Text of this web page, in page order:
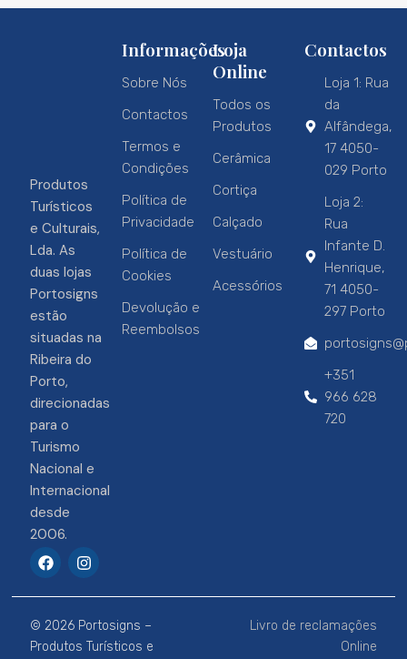
Produtos
Turísticos
e Culturais,
Lda. As
duas lojas
Portosigns
estão
situadas na
Ribeira do
Porto,
direcionadas
para o
Turismo
Nacional e
Internacional
desde
2006.
F
a
e
b
o
o
I
n
t
a
g
r
Informações
Sobre Nós
Contactos
Termos e
Condições
Política de
Privacidade
Política de
Cookies
Devolução e
Reembolsos
Loja
Online
Todos os
Produtos
Cerâmica
Cortiça
Calçado
Vestuário
Acessórios
Contactos
Loja 1: Rua
da
Alfândega,
17 4050-
029 Porto
Loja 2:
Rua
Infante D.
Henrique,
71 4050-
297 Porto
+351
966 628
720
© 2026 Portosigns –
Produtos Turísticos e
Livro de reclamações
Online